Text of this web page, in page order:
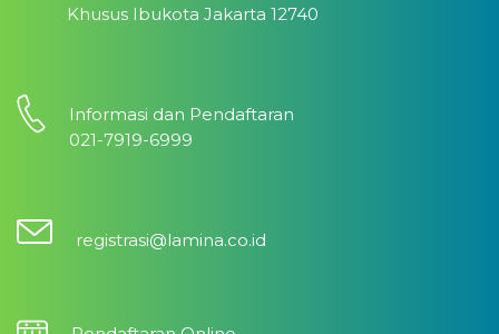
Khusus Ibukota Jakarta 12740
Informasi dan Pendaftaran
021-7919-6999
registrasi@lamina.co.id